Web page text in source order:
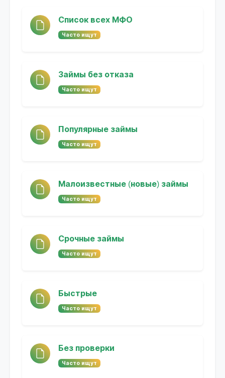
Список всех МФО
Часто ищут
Займы без отказа
Часто ищут
Популярные займы
Часто ищут
Малоизвестные (новые) займы
Часто ищут
Срочные займы
Часто ищут
Быстрые
Часто ищут
Без проверки
Часто ищут